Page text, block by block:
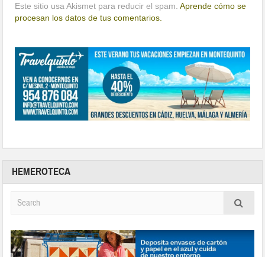
Este sitio usa Akismet para reducir el spam.Aprende cómo se
procesan los datos de tus comentarios.
HEMEROTECA